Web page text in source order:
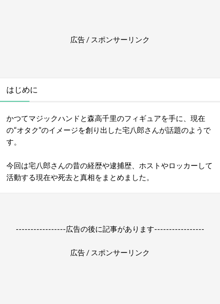
広告 / スポンサーリンク
はじめに
かつてマジックハンドと森高千里のフィギュアを手に、現在
の“オタク”のイメージを創り出した宅八郎さんが話題のようで
す。
今回は宅八郎さんの昔の経歴や逮捕歴、ホストやロッカーして
活動する現在や死去と真相をまとめました。
-----------------広告の後に記事があります-----------------
広告 / スポンサーリンク